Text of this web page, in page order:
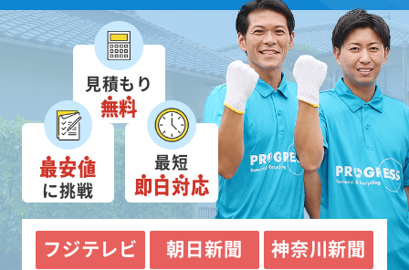
見積もり
無料
最安値
に挑戦
最短
即日対応
フジテレビ 朝日新聞 神奈川新聞